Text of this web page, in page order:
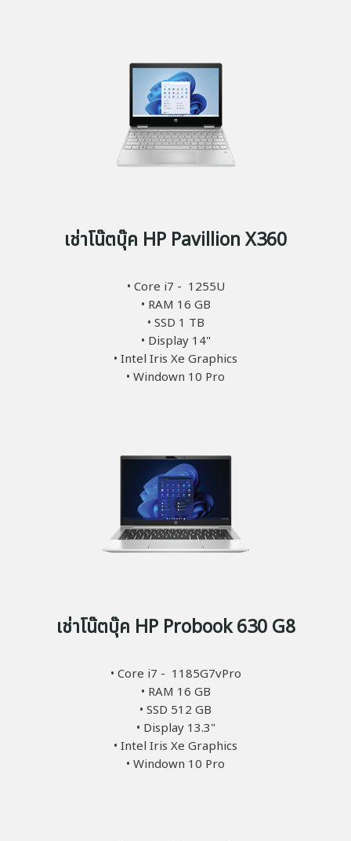
เช่าโน๊ตบุ๊ค HP Pavillion X360
• Core i7 - 1255U
• RAM 16 GB
• SSD 1 TB
• Display 14"
• Intel Iris Xe Graphics
• Windown 10 Pro
เช่าโน๊ตบุ๊ค HP Probook 630 G8
• Core i7 - 1185G7vPro
• RAM 16 GB
• SSD 512 GB
• Display 13.3"
• Intel Iris Xe Graphics
• Windown 10 Pro